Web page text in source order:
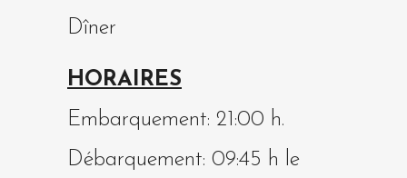
Dîner
HORAIRES
Embarquement: 21:00 h.
Débarquement: 09:45 h le